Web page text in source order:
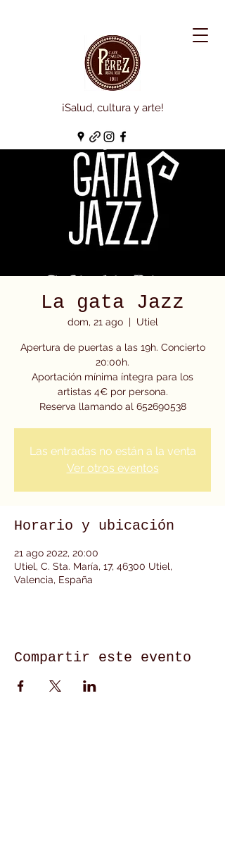
¡Salud, cultura y arte!
La gata Jazz
dom, 21 ago
  |
Utiel
Apertura de puertas a las 19h. Concierto
20:00h.
Aportación mínima íntegra para los
artistas 4€ por persona.
Reserva llamando al 652690538
Las entradas no están a la venta
Ver otros eventos
Horario y ubicación
21 ago 2022, 20:00
Utiel, C. Sta. María, 17, 46300 Utiel,
Valencia, España
Compartir este evento